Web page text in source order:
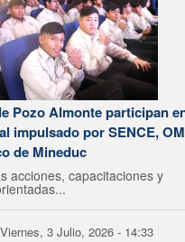
Pozo Almonte participan
impulsado por SENCE,
de Mineduc
acciones, capacitaciones y
Viernes, 3 Julio, 2026 - 14:33